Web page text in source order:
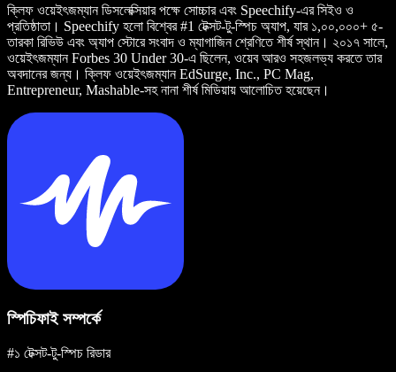
ক্লিফ ওয়েইৎজম্যান ডিসলেক্সিয়ার পক্ষে সোচ্চার এবং Speechify-এর সিইও ও
প্রতিষ্ঠাতা। Speechify হলো বিশ্বের #1 টেক্সট-টু-স্পিচ অ্যাপ, যার ১,০০,০০০+ ৫-
তারকা রিভিউ এবং অ্যাপ স্টোরে সংবাদ ও ম্যাগাজিন শ্রেণিতে শীর্ষ স্থান। ২০১৭ সালে,
ওয়েইৎজম্যান Forbes 30 Under 30-এ ছিলেন, ওয়েব আরও সহজলভ্য করতে তার
অবদানের জন্য। ক্লিফ ওয়েইৎজম্যান EdSurge, Inc., PC Mag,
Entrepreneur, Mashable-সহ নানা শীর্ষ মিডিয়ায় আলোচিত হয়েছেন।
স্পিচিফাই সম্পর্কে
#১ টেক্সট-টু-স্পিচ রিডার